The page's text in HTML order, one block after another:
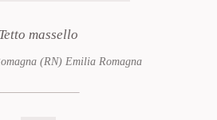
Tetto massello
(RN) Emilia Romagna